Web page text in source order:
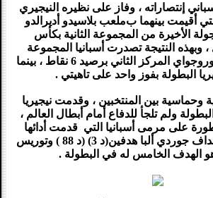
إنتصاراته ، وفاز على نظيره النيجيري
ملعب بلاسيدو أديرالدو
الأخيرة من المجموعة الثانية بكأس
، وبهذه النتيجة تصدرت أسبانيا المجموعة
بالعلامة ، وإحتلت أوروجواي المركز الثاني برصيد 6 نقاط ، بينما
البطولة بفوز واحد على تاهيتي .
وحماسية بين المنتخبين ، وقدمت نيجيريا
ولم تلجأ للدفاع أمام أبطال العالم ،
على مرمى أسبانيا التي قدمت أدائها
المعتاد .. وأحرز الأهداف جوردي ألبا هدفين(د 3) (د 88 ) وتوريس